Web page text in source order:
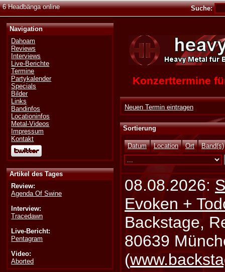
6 Headbänga online Suche:
Navigation
Dahoam
Reviews
Interviews
Live-Berichte
Termine
Partykalender
Specials
Bilder
Links
Bandinfos
Locationinfos
Metal-Videos
Impressum
Kontakt
Artikel des Tages
Review:
Agenda Of Swine
Interview:
Tracedawn
Live-Bericht:
Pentagram
Video:
Aborted
Konzerttermine
Neuen Termin eintragen
Sortierung
Datum Location Ort Band(s)
08.08.2026:
Evoken +
Backstage,
80639
(